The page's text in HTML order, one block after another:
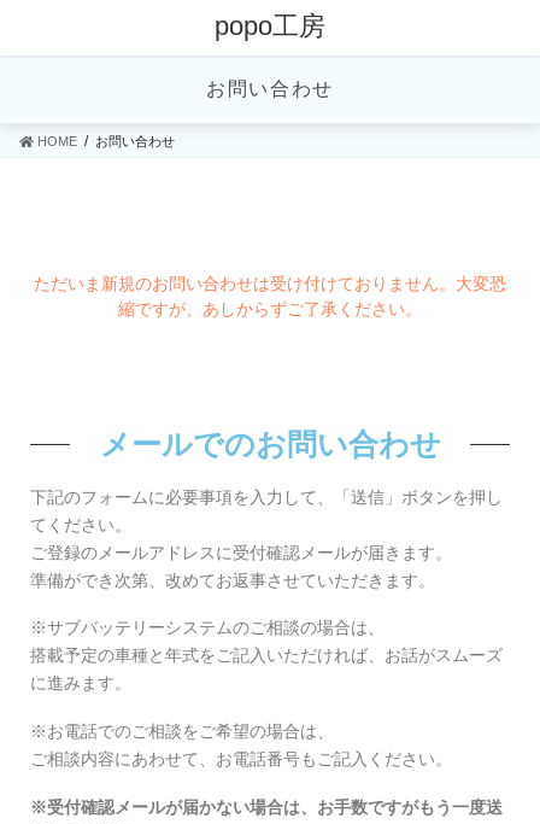
popo工房
お問い合わせ
HOME お問い合わせ
ただいま新規のお問い合わせは受け付けておりません。大変恐
縮ですが、あしからずご了承ください。
メールでのお問い合わせ
下記のフォームに必要事項を入力して、「送信」ボタンを押し
てください。
ご登録のメールアドレスに受付確認メールが届きます。
準備ができ次第、改めてお返事させていただきます。
※サブバッテリーシステムのご相談の場合は、
搭載予定の車種と年式をご記入いただければ、お話がスムーズ
に進みます。
※お電話でのご相談をご希望の場合は、
ご相談内容にあわせて、お電話番号もご記入ください。
※受付確認メールが届かない場合は、お手数ですがもう一度送